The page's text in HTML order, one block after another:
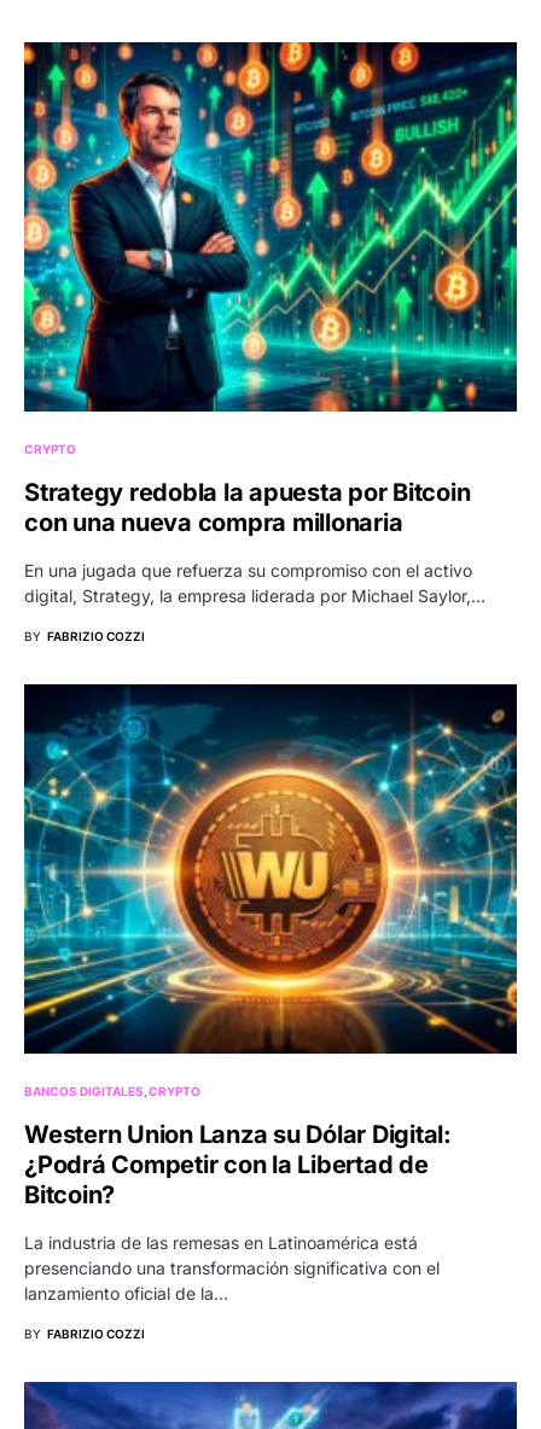
CRYPTO
Strategy redobla la apuesta por Bitcoin
con una nueva compra millonaria
En una jugada que refuerza su compromiso con el activo
digital, Strategy, la empresa liderada por Michael Saylor,…
BY FABRIZIO COZZI
BANCOS DIGITALES CRYPTO
Western Union Lanza su Dólar Digital:
¿Podrá Competir con la Libertad de
Bitcoin?
La industria de las remesas en Latinoamérica está
presenciando una transformación significativa con el
lanzamiento oficial de la…
BY FABRIZIO COZZI